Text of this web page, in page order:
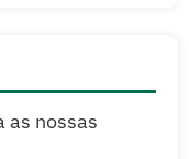
as nossas